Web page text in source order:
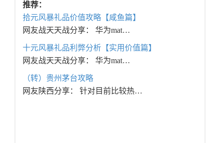
推荐：
拾元风暴礼品价值攻略【咸鱼篇】
网友战天天战分享： 华为mat…
十元风暴礼品利弊分析【实用价值篇】
网友战天天战分享： 华为mat…
（转）贵州茅台攻略
网友陕西分享： 针对目前比较热…